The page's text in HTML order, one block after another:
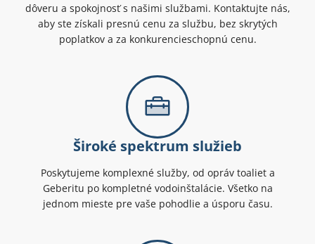
dôveru a spokojnosť s našimi službami. Kontaktujte nás,
aby ste získali presnú cenu za službu, bez skrytých
poplatkov a za konkurencieschopnú cenu.
Široké spektrum služieb
Poskytujeme komplexné služby, od opráv toaliet a
Geberitu po kompletné vodoinštalácie. Všetko na
jednom mieste pre vaše pohodlie a úsporu času.